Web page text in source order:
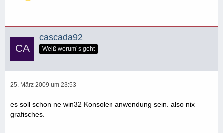
cascada92
Weiß worum´s geht
25. März 2009 um 23:53
es soll schon ne win32 Konsolen anwendung sein. also nix
grafisches.